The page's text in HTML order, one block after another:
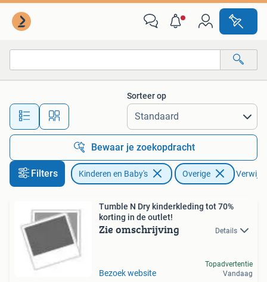
Alle afstanden…
Sorteer op
Bewaar je zoekopdracht
Filters Kinderen en Baby's Overige
Tumble N Dry kinderkleding tot 70%
korting in de outlet!
Zie omschrijving Details
Bezoek website
Topadvertentie
Vandaag